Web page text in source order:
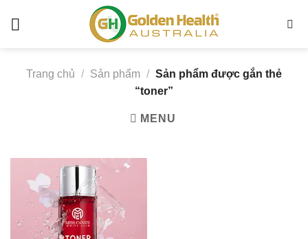
toner
Golden
Trang chủ / Sản phẩm / Sản phẩm được gắn thẻ
“toner”
MENU